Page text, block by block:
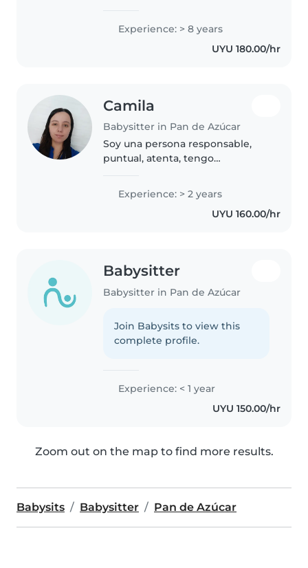
con TDAH y TEA. Doy mucho
amor y además tengo un nene
Experience: > 8 years
UYU 180.00/hr
Camila
Babysitter in Pan de Azúcar
Soy una persona responsable,
puntual, atenta, tengo
por mucho tiempo a 3 niños,
tenían 2, 6 y 7 años, también
tengo experiencia cuidando
Experience: > 2 years
UYU 160.00/hr
Babysitter
Babysitter in Pan de Azúcar
Join Babysits to view this
complete profile.
Experience: < 1 year
UYU 150.00/hr
Zoom out on the map to find more results.
Babysits Babysitter Pan de Azúcar